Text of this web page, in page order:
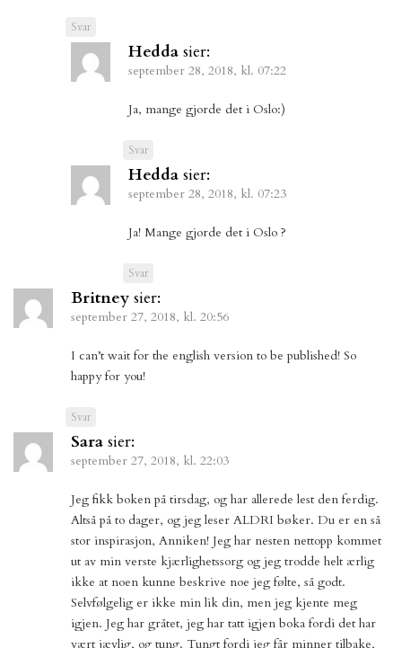
Svar
Hedda sier:
september 28, 2018, kl. 07:22
Ja, mange gjorde det i Oslo:)
Svar
Hedda sier:
september 28, 2018, kl. 07:23
Ja! Mange gjorde det i Oslo ?
Svar
Britney sier:
september 27, 2018, kl. 20:56
I can’t wait for the english version to be published! So
happy for you!
Svar
Sara sier:
september 27, 2018, kl. 22:03
Jeg fikk boken på tirsdag, og har allerede lest den ferdig.
Altså på to dager, og jeg leser ALDRI bøker. Du er en så
stor inspirasjon, Anniken! Jeg har nesten nettopp kommet
ut av min verste kjærlighetssorg og jeg trodde helt ærlig
ikke at noen kunne beskrive noe jeg følte, så godt.
Selvfølgelig er ikke min lik din, men jeg kjente meg
igjen. Jeg har gråtet, jeg har tatt igjen boka fordi det har
vært jævlig, og tung. Tungt fordi jeg får minner tilbake,